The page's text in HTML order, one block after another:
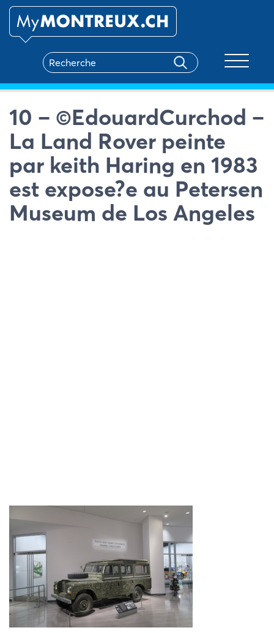
10 – ©EdouardCurchod –
La Land Rover peinte
par keith Haring en 1983
est expose?e au Petersen
Museum de Los Angeles